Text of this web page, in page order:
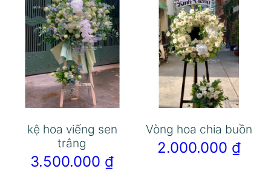
kệ hoa viếng sen
trắng
3.500.000 ₫
Vòng hoa chia buồn
2.000.000 ₫